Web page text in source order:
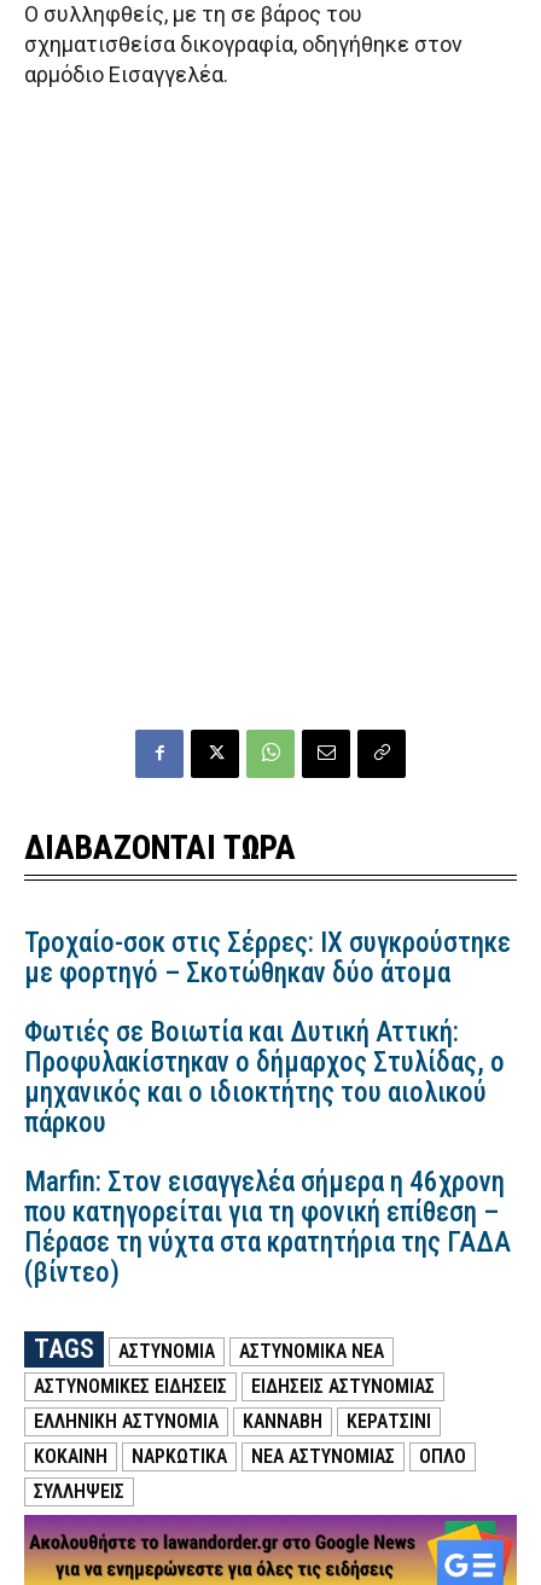
Ο συλληφθείς, με τη σε βάρος του
σχηματισθείσα δικογραφία, οδηγήθηκε στον
αρμόδιο Εισαγγελέα.
ΔΙΑΒΑΖΟΝΤΑΙ ΤΩΡΑ
Τροχαίο-σοκ στις Σέρρες: ΙΧ συγκρούστηκε
με φορτηγό – Σκοτώθηκαν δύο άτομα
Φωτιές σε Βοιωτία και Δυτική Αττική:
Προφυλακίστηκαν ο δήμαρχος Στυλίδας, ο
μηχανικός και ο ιδιοκτήτης του αιολικού
πάρκου
Marfin: Στον εισαγγελέα σήμερα η 46χρονη
που κατηγορείται για τη φονική επίθεση –
Πέρασε τη νύχτα στα κρατητήρια της ΓΑΔΑ
(βίντεο)
TAGS ΑΣΤΥΝΟΜΙΑ
ΑΣΤΥΝΟΜΙΚΑ ΝΕΑ
ΑΣΤΥΝΟΜΙΚΕΣ ΕΙΔΗΣΕΙΣ
ΕΙΔΗΣΕΙΣ ΑΣΤΥΝΟΜΙΑΣ
ΕΛΛΗΝΙΚΗ ΑΣΤΥΝΟΜΙΑ
ΚΑΝΝΑΒΗ
ΚΕΡΑΤΣΙΝΙ
ΚΟΚΑΙΝΗ
ΝΑΡΚΩΤΙΚΑ ΝΕΑ ΑΣΤΥΝΟΜΙΑΣ
ΟΠΛΟ
ΣΥΛΛΗΨΕΙΣ